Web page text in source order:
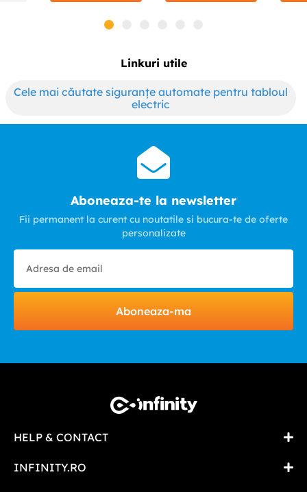
Linkuri utile
Cele mai căutate siguranțe automate pentru tabloul
electric
Aboneaza-te la newsletter
Fii permanent la curent cu noutatile si bucura-te de oferte
personalizate
Aboneaza-ma
HELP & CONTACT
INFINITY.RO